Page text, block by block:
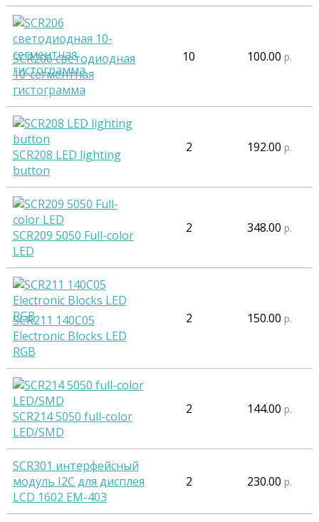
SCR206 светодиодная
10-сегментная
гистограмма
10 100.00 р.
SCR208 LED lighting
button
2 192.00 р.
SCR209 5050 Full-color
LED
2 348.00 р.
SCR211 140C05
Electronic Blocks LED
RGB
2 150.00 р.
SCR214 5050 full-color
LED/SMD
2 144.00 р.
SCR301 интерфейсный
модуль I2C для дисплея
LCD 1602 EM-403
2 230.00 р.